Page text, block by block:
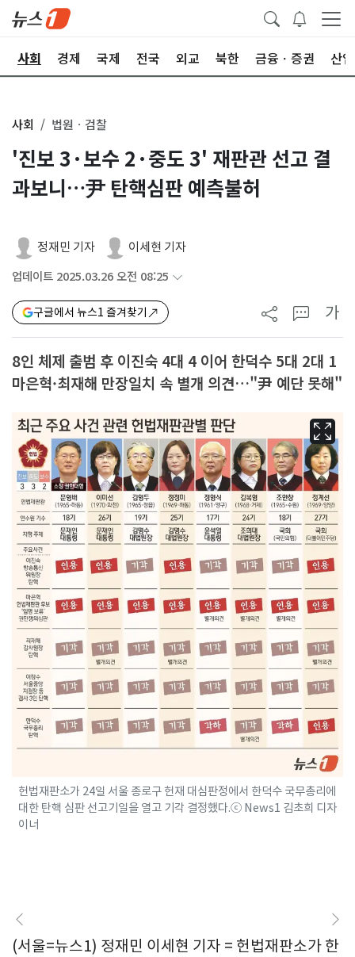
사회 경제 국제 전국 외교 북한 금융ㆍ증권 산업
사회 법원ㆍ검찰
'진보 3·보수 2·중도 3' 재판관 선고 결
과보니…尹 탄핵심판 예측불허
정재민 기자 이세현 기자
업데이트 2025.03.26 오전 08:25
구글에서 뉴스1 즐겨찾기 가
8인 체제 출범 후 이진숙 4대 4 이어 한덕수 5대 2대 1
마은혁·최재해 만장일치 속 별개 의견…"尹 예단 못해"
헌법재판소가 24일 서울 종로구 헌재 대심판정에서 한덕수 국무총리에
대한 탄핵 심판 선고기일을 열고 기각 결정했다.ⓒ News1 김초희 디자
이너
(서울=뉴스1) 정재민 이세현 기자 = 헌법재판소가 한